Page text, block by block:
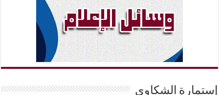
إستمارة الشكاوي